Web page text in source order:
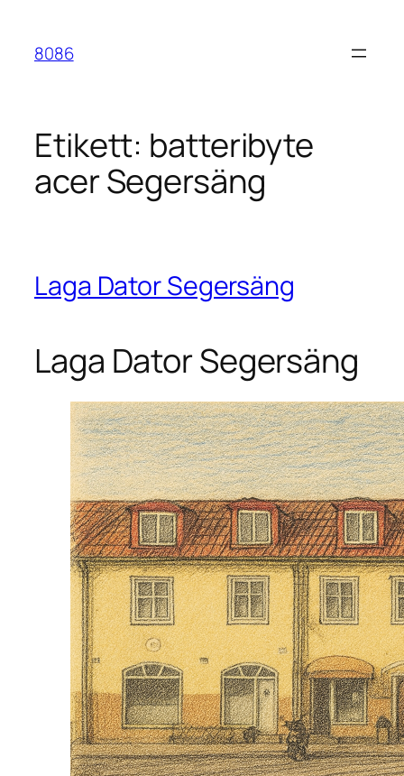
innehåll
8086
Etikett: batteribyte
acer Segersäng
Laga Dator Segersäng
Laga Dator Segersäng